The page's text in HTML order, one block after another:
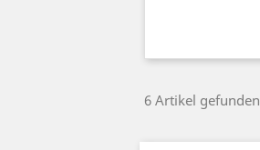
6 Artikel gefunden